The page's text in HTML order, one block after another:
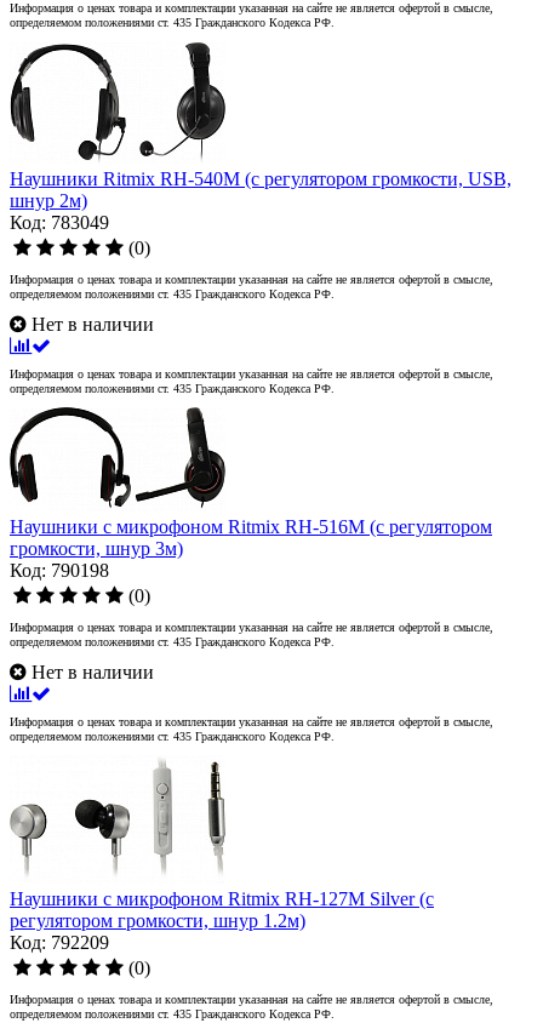
Информация о ценах товара и комплектации указанная на сайте не является офертой в смысле,
определяемом положениями ст. 435 Гражданского Кодекса РФ.
Наушники Ritmix RH-540M (с регулятором громкости, USB,
шнур 2м)
Код: 783049
(0)
Информация о ценах товара и комплектации указанная на сайте не является офертой в смысле,
определяемом положениями ст. 435 Гражданского Кодекса РФ.
Нет в наличии
Информация о ценах товара и комплектации указанная на сайте не является офертой в смысле,
определяемом положениями ст. 435 Гражданского Кодекса РФ.
Наушники с микрофоном Ritmix RH-516M (с регулятором
громкости, шнур 3м)
Код: 790198
(0)
Информация о ценах товара и комплектации указанная на сайте не является офертой в смысле,
определяемом положениями ст. 435 Гражданского Кодекса РФ.
Нет в наличии
Информация о ценах товара и комплектации указанная на сайте не является офертой в смысле,
определяемом положениями ст. 435 Гражданского Кодекса РФ.
Наушники с микрофоном Ritmix RH-127M Silver (с
регулятором громкости, шнур 1.2м)
Код: 792209
(0)
Информация о ценах товара и комплектации указанная на сайте не является офертой в смысле,
определяемом положениями ст. 435 Гражданского Кодекса РФ.